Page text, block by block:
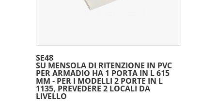
SE48
SU MENSOLA DI RITENZIONE IN PVC
PER ARMADIO HA 1 PORTA IN L 615
MM - PER I MODELLI 2 PORTE IN L
1135, PREVEDERE 2 LOCALI DA
LIVELLO